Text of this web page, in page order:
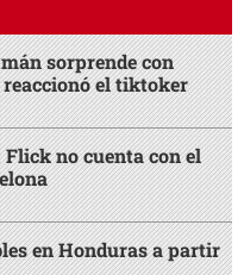
sorprende con
el tiktoker
Flick no cuenta con el
en Honduras a partir